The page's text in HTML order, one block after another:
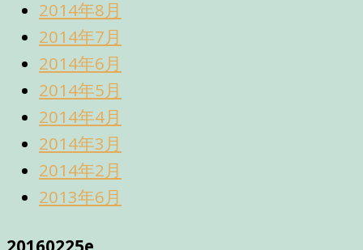
2014年8月
2014年7月
2014年6月
2014年5月
2014年4月
2014年3月
2014年2月
2013年6月